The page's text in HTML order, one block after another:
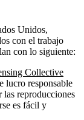
Unidos,
con el trabajo
con lo siguiente:
Collective
lucro responsable
las reproducciones
es fácil y